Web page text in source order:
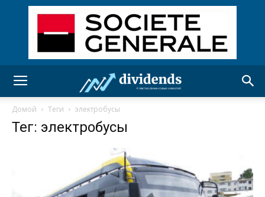
Домой Теги электробусы
Тег: электробусы